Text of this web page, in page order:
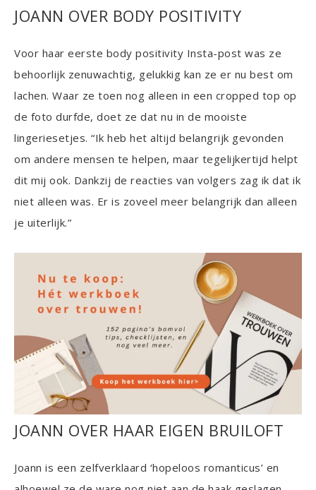
JOANN OVER BODY POSITIVITY
Voor haar eerste body positivity Insta-post was ze
behoorlijk zenuwachtig, gelukkig kan ze er nu best om
lachen. Waar ze toen nog alleen in een cropped top op
de foto durfde, doet ze dat nu in de mooiste
lingeriesetjes. “Ik heb het altijd belangrijk gevonden
om andere mensen te helpen, maar tegelijkertijd helpt
dit mij ook. Dankzij de reacties van volgers zag ik dat ik
niet alleen was. Er is zoveel meer belangrijk dan alleen
je uiterlijk.”
JOANN OVER HAAR EIGEN BRUILOFT
Joann is een zelfverklaard ‘hopeloos romanticus’ en